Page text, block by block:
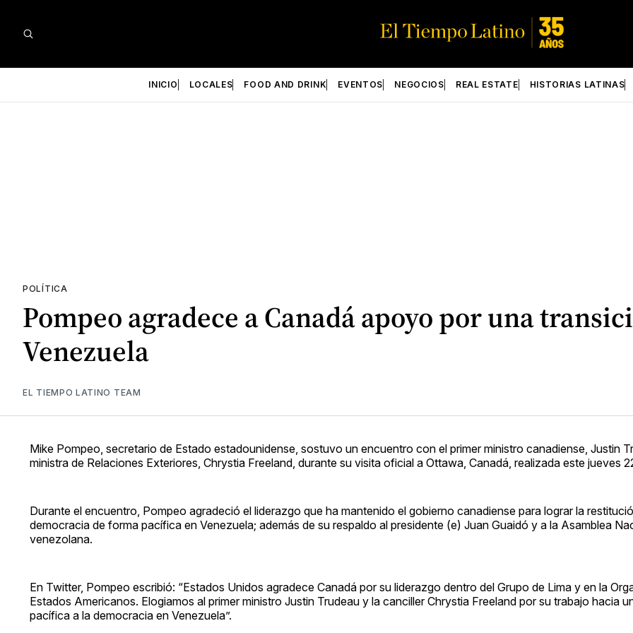
INICIO LOCALES FOOD AND DRINK EVENTOS NEGOCIOS REAL ESTATE HISTORIAS LATINAS
POLÍTICA
Pompeo agradece a Canadá apoyo por una
Venezuela
EL TIEMPO LATINO TEAM
Mike Pompeo, secretario de Estado estadounidense, sostuvo un encuentro con el primer ministro canadiense, Justin
ministra de Relaciones Exteriores, Chrystia Freeland, durante su visita oficial a Ottawa, Canadá, realizada este jueves
Durante el encuentro, Pompeo agradeció el liderazgo que ha mantenido el gobierno canadiense para lograr la
democracia de forma pacífica en Venezuela; además de su respaldo al presidente (e) Juan Guaidó y a la Asamblea
venezolana.
En Twitter, Pompeo escribió: “Estados Unidos agradece Canadá por su liderazgo dentro del Grupo de Lima y en la
Estados Americanos. Elogiamos al primer ministro Justin Trudeau y la canciller Chrystia Freeland por su trabajo hacia
pacífica a la democracia en Venezuela”.